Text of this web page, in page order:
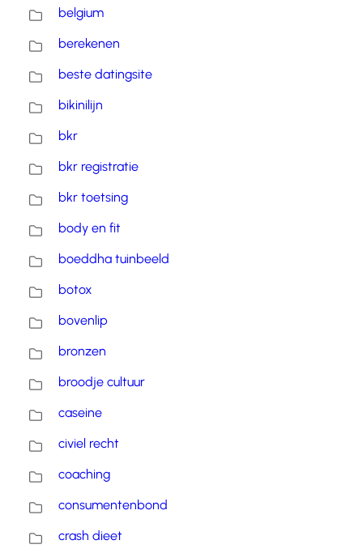
belgium
berekenen
beste datingsite
bikinilijn
bkr
bkr registratie
bkr toetsing
body en fit
boeddha tuinbeeld
botox
bovenlip
bronzen
broodje cultuur
caseine
civiel recht
coaching
consumentenbond
crash dieet